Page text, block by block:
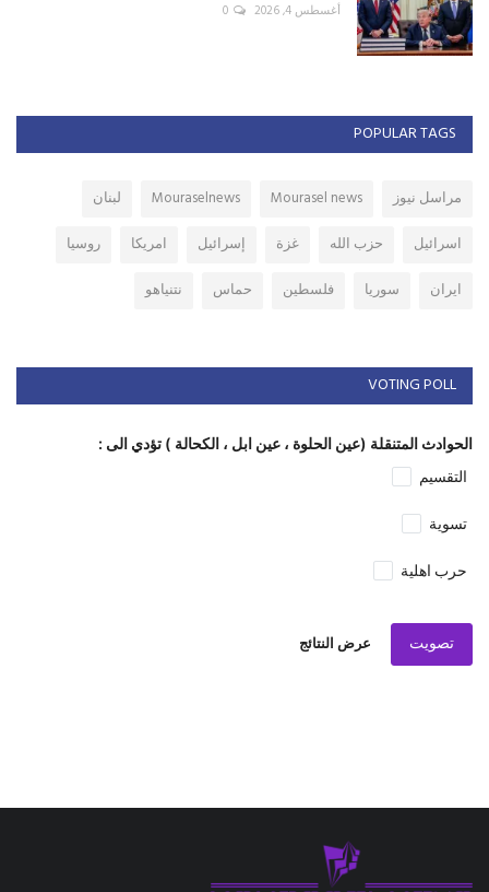
أغسطس 4, 2026 0
POPULAR TAGS
مراسل نيوز Mourasel news
Mouraselnews
لبنان
اسرائيل
حزب الله غزة إسرائيل امريكا
روسيا
ايران
سوريا فلسطين حماس نتنياهو
VOTING POLL
الحوادث المتنقلة (عين الحلوة ، عين ابل ، الكحالة ) تؤدي الى :
التقسيم
تسوية
حرب اهلية
تصويت عرض النتائج